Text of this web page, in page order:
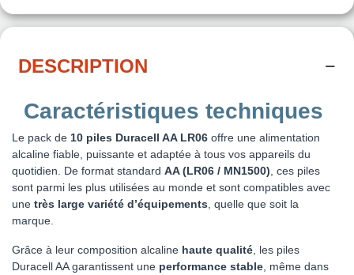
DESCRIPTION
Caractéristiques techniques
Le pack de 10 piles Duracell AA LR06 offre une alimentation
alcaline fiable, puissante et adaptée à tous vos appareils du
quotidien. De format standard AA (LR06 / MN1500) , ces piles
sont parmi les plus utilisées au monde et sont compatibles avec
une très large variété d’équipements , quelle que soit la
marque.
Grâce à leur composition alcaline haute qualité , les piles
Duracell AA garantissent une performance stable , même dans